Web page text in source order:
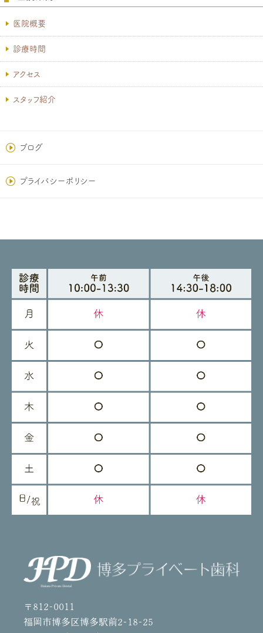
医院概要
診療時間
アクセス
スタッフ紹介
ブログ
プライバシーポリシー
〒812-0011
福岡市博多区博多駅前2-18-25